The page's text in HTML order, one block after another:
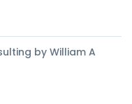
by William A